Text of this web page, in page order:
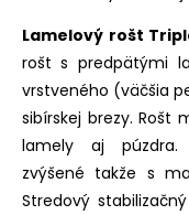
Lamelový rošt
rošt s predpätými
vrstveného (väčšia
sibírskej brezy. Rošt
lamely aj
zvýšené takže s
Stredový